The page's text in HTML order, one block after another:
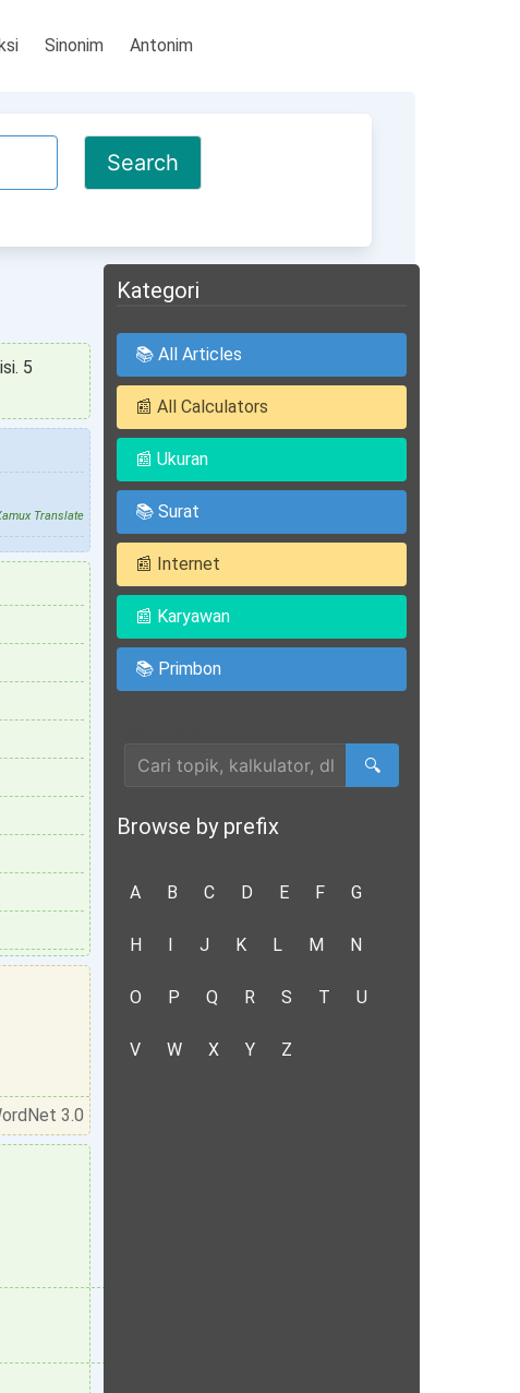
Sinonim Antonim
5
Translate
3.0
Kategori
📚 All Articles
📰 All Calculators
📰 Ukuran
📚 Surat
📰 Internet
📰 Karyawan
📚 Primbon
🔍
Browse by prefix
A B C D E F G
H I J K L M N
O P Q R S T U
V W X Y Z